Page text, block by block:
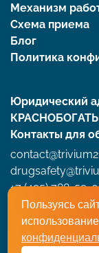
Пользуясь
Механизм
Схема приема
Блог
Политика
Юридический
Контакты для
+7 (495) 788-59-
Артравир
права